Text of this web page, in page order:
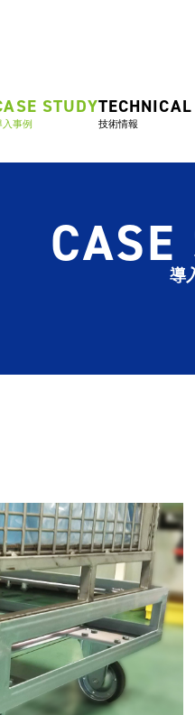
STUDY
入事例 技術情報
CASE
導